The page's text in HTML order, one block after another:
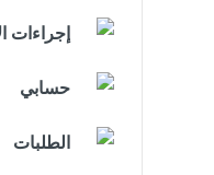
إجراءات
حسابي
الطلبات